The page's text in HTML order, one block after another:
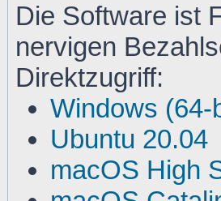
Die Software ist
nervigen
Direktzugriff:
Windows (64-
Ubuntu 20.04
macOS High